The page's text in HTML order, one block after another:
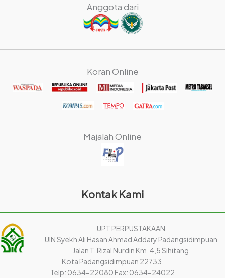
Anggota dari
Koran Online
Majalah Online
Kontak Kami
UPT PERPUSTAKAAN
UIN Syekh Ali Hasan Ahmad Addary Padangsidimpuan
Jalan T. Rizal Nurdin Km. 4,5 Sihitang
Kota Padangsidimpuan 22733.
Telp: 0634-22080 Fax: 0634-24022